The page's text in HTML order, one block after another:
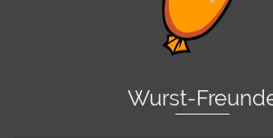
Wurst-